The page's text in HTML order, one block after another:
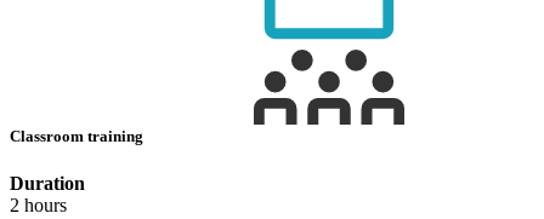
Classroom training
Duration
2 hours